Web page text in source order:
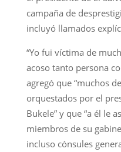
campaña de
incluyó llamados
“Yo fui víctima de
acoso tanto persona
agregó que “muchos
orquestados por el
Bukele” y que “a él le
miembros de su
incluso cónsules